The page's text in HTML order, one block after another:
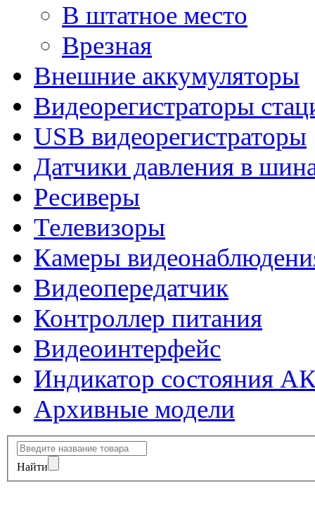
В штатное место
Врезная
Внешние аккумуляторы
Видеорегистраторы
USB видеорегистраторы
Датчики давления в
Ресиверы
Телевизоры
Камеры
Видеопередатчик
Контроллер питания
Видеоинтерфейс
Индикатор состояния
Архивные модели
Найти